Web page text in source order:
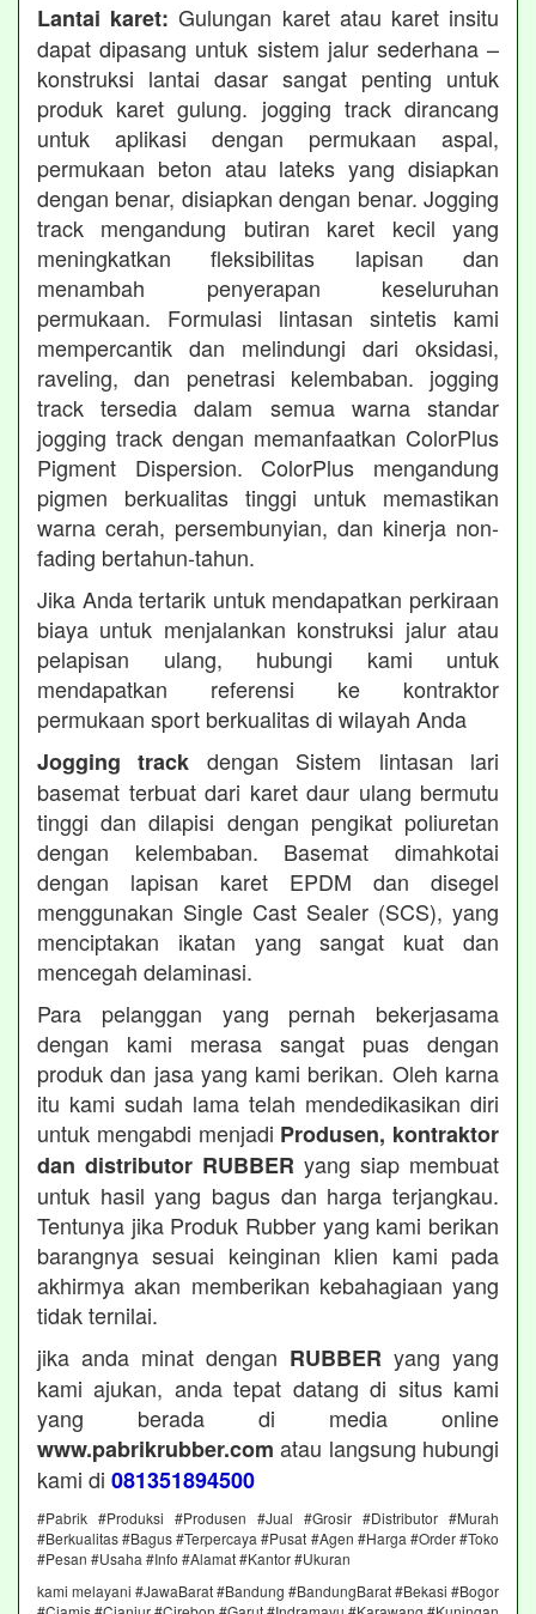
Lantai karet: Gulungan karet atau karet insitu
dapat dipasang untuk sistem jalur sederhana –
konstruksi lantai dasar sangat penting untuk
produk karet gulung. jogging track dirancang
untuk aplikasi dengan permukaan aspal,
permukaan beton atau lateks yang disiapkan
dengan benar, disiapkan dengan benar. Jogging
track mengandung butiran karet kecil yang
meningkatkan fleksibilitas lapisan dan
menambah penyerapan keseluruhan
permukaan. Formulasi lintasan sintetis kami
mempercantik dan melindungi dari oksidasi,
raveling, dan penetrasi kelembaban. jogging
track tersedia dalam semua warna standar
jogging track dengan memanfaatkan ColorPlus
Pigment Dispersion. ColorPlus mengandung
pigmen berkualitas tinggi untuk memastikan
warna cerah, persembunyian, dan kinerja non-
fading bertahun-tahun.
Jika Anda tertarik untuk mendapatkan perkiraan
biaya untuk menjalankan konstruksi jalur atau
pelapisan ulang, hubungi kami untuk
mendapatkan referensi ke kontraktor
permukaan sport berkualitas di wilayah Anda
Jogging track dengan Sistem lintasan lari
basemat terbuat dari karet daur ulang bermutu
tinggi dan dilapisi dengan pengikat poliuretan
dengan kelembaban. Basemat dimahkotai
dengan lapisan karet EPDM dan disegel
menggunakan Single Cast Sealer (SCS), yang
menciptakan ikatan yang sangat kuat dan
mencegah delaminasi.
Para pelanggan yang pernah bekerjasama
dengan kami merasa sangat puas dengan
produk dan jasa yang kami berikan. Oleh karna
itu kami sudah lama telah mendedikasikan diri
untuk mengabdi menjadi Produsen, kontraktor
dan distributor RUBBER yang siap membuat
untuk hasil yang bagus dan harga terjangkau.
Tentunya jika Produk Rubber yang kami berikan
barangnya sesuai keinginan klien kami pada
akhirmya akan memberikan kebahagiaan yang
tidak ternilai.
jika anda minat dengan RUBBER yang yang
kami ajukan, anda tepat datang di situs kami
yang berada di media online
www.pabrikrubber.com atau langsung hubungi
kami di 081351894500
#Pabrik #Produksi #Produsen #Jual #Grosir #Distributor #Murah
#Berkualitas #Bagus #Terpercaya #Pusat #Agen #Harga #Order #Toko
#Pesan #Usaha #Info #Alamat #Kantor #Ukuran
kami melayani #JawaBarat #Bandung #BandungBarat #Bekasi #Bogor